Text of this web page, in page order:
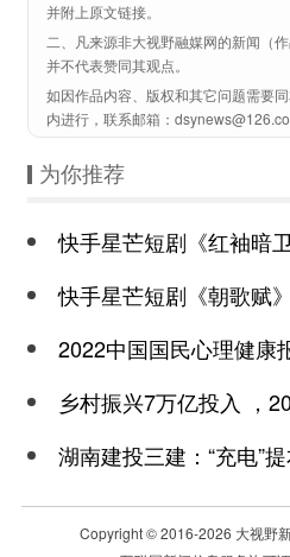
并附上原文链接。
二、凡来源非大视野融媒网的新闻（
并不代表赞同其观点。
如因作品内容、版权和其它问题需要
内进行，联系邮箱：
为你推荐
快手星芒短剧《红袖暗卫》热
快手星芒短剧《朝歌赋》开播，看
2022中国国民心理健康报告
乡村振兴7万亿投入 ，2023年项
湖南建投三建：“充电”
Copyright © 2016-2026 大视野